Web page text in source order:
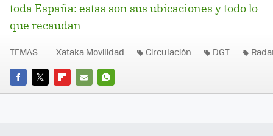
toda España: estas son sus ubicaciones y todo lo
que recaudan
FACEBOOK
TWITTERFLIPBOARD
E-
WHATSAPP
TEMAS Xataka Movilidad Circulación DGT